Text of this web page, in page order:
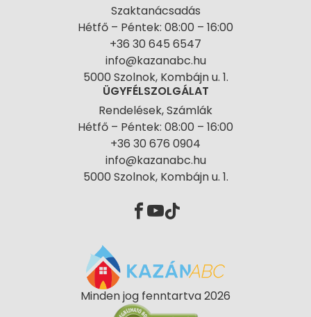
Szaktanácsadás
Hétfő – Péntek: 08:00 – 16:00
+36 30 645 6547
info@kazanabc.hu
5000 Szolnok, Kombájn u. 1.
ÜGYFÉLSZOLGÁLAT
Rendelések, Számlák
Hétfő – Péntek: 08:00 – 16:00
+36 30 676 0904
info@kazanabc.hu
5000 Szolnok, Kombájn u. 1.
Minden jog fenntartva 2026